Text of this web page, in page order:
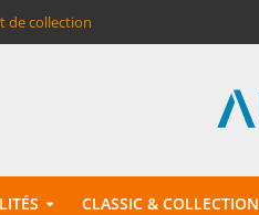
de collection
CLASSIC & COLLECTION